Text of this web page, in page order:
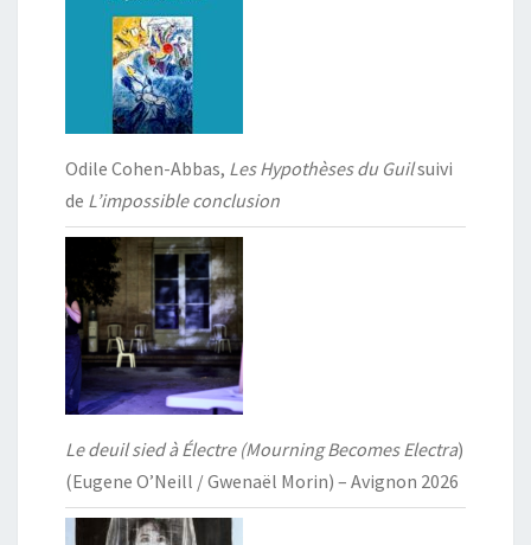
Odile Cohen-Abbas, Les Hypothèses du Guilsuivi
de L’impossible conclusion
Le deuil sied à Électre (Mourning Becomes Electra)
(Eugene O’Neill / Gwenaël Morin) – Avignon 2026